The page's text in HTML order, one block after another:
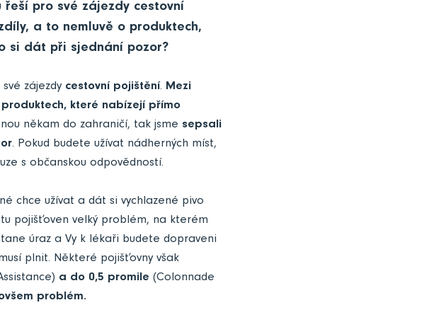
pro své zájezdy cestovní
a to nemluvě o produktech,
si dát při sjednání pozor?
zájezdycestovní pojištění. Mezi
které nabízejí přímo
někam do zahraničí, tak jsme sepsali
. Pokud budete užívat nádherných míst,
s občanskou odpovědností.
chce užívat a dát si vychlazené pivo
pojišťoven velký problém, na kterém
úraz a Vy k lékaři budete dopraveni
plnit. Některé pojišťovny však
a do 0,5 promile (Colonnade
problém.